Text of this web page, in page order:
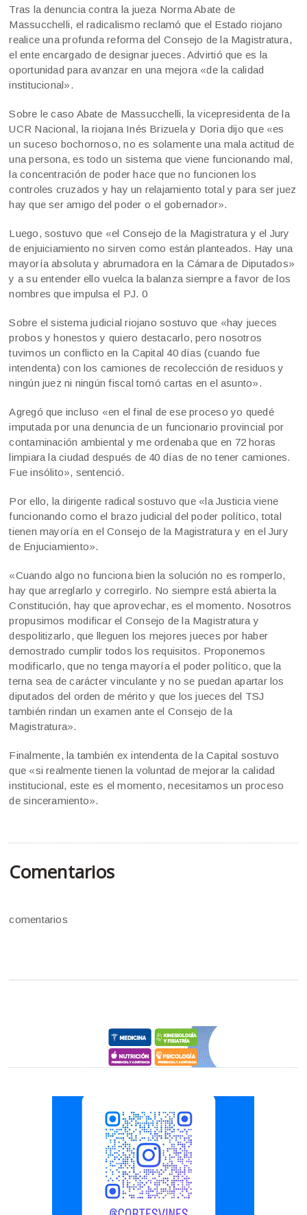
Tras la denuncia contra la jueza Norma Abate de
Massucchelli, el radicalismo reclamó que el Estado riojano
realice una profunda reforma del Consejo de la Magistratura,
el ente encargado de designar jueces. Advirtió que es la
oportunidad para avanzar en una mejora «de la calidad
institucional».
Sobre le caso Abate de Massucchelli, la vicepresidenta de la
UCR Nacional, la riojana Inés Brizuela y Doria dijo que «es
un suceso bochornoso, no es solamente una mala actitud de
una persona, es todo un sistema que viene funcionando mal,
la concentración de poder hace que no funcionen los
controles cruzados y hay un relajamiento total y para ser juez
hay que ser amigo del poder o el gobernador».
Luego, sostuvo que «el Consejo de la Magistratura y el Jury
de enjuiciamiento no sirven como están planteados. Hay una
mayoría absoluta y abrumadora en la Cámara de Diputados»
y a su entender ello vuelca la balanza siempre a favor de los
nombres que impulsa el PJ. 0
Sobre el sistema judicial riojano sostuvo que «hay jueces
probos y honestos y quiero destacarlo, pero nosotros
tuvimos un conflicto en la Capital 40 días (cuando fue
intendenta) con los camiones de recolección de residuos y
ningún juez ni ningún fiscal tomó cartas en el asunto».
Agregó que incluso «en el final de ese proceso yo quedé
imputada por una denuncia de un funcionario provincial por
contaminación ambiental y me ordenaba que en 72 horas
limpiara la ciudad después de 40 días de no tener camiones.
Fue insólito», sentenció.
Por ello, la dirigente radical sostuvo que «la Justicia viene
funcionando como el brazo judicial del poder político, total
tienen mayoría en el Consejo de la Magistratura y en el Jury
de Enjuciamiento».
«Cuando algo no funciona bien la solución no es romperlo,
hay que arreglarlo y corregirlo. No siempre está abierta la
Constitución, hay que aprovechar, es el momento. Nosotros
propusimos modificar el Consejo de la Magistratura y
despolitizarlo, que lleguen los mejores jueces por haber
demostrado cumplir todos los requisitos. Proponemos
modificarlo, que no tenga mayoría el poder político, que la
terna sea de carácter vinculante y no se puedan apartar los
diputados del orden de mérito y que los jueces del TSJ
también rindan un examen ante el Consejo de la
Magistratura».
Finalmente, la también ex intendenta de la Capital sostuvo
que «si realmente tienen la voluntad de mejorar la calidad
institucional, este es el momento, necesitamos un proceso
de sinceramiento».
Comentarios
comentarios